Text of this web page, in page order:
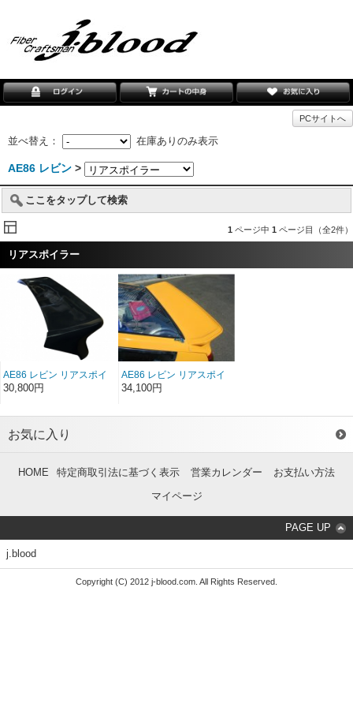
PCサイトへ
並べ替え： 在庫ありのみ表示
AE86 レビン >
ここをタップして検索
1 ページ中 1 ページ目（全2件）
リアスポイラー
AE86 レビン リアスポイ
ラーType1 FRP（3ドア）
30,800円
AE86 レビン リアスポイ
ラーType2 FRP（3ドア）
34,100円
お気に入り
HOME 特定商取引法に基づく表示 営業カレンダー
お支払い方法
マイページ
PAGE UP
j.blood
Copyright (C) 2012 j-blood.com. All Rights Reserved.